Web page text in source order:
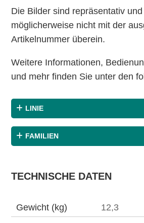
Die Bilder sind repräsentativ
möglicherweise nicht mit der
Artikelnummer überein.
Weitere Informationen,
und mehr finden Sie unter den
LINIE
FAMILIEN
TECHNISCHE DATEN
Gewicht (kg) 12,3